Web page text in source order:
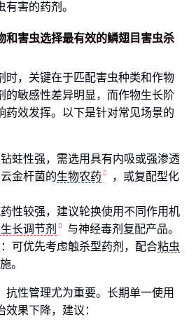
害的药剂。
和害虫选择最有效的鳞翅目害虫杀
时，关键在于匹配害虫种类和作物
的敏感性差异明显，而作物生长阶
药效发挥。以下是针对常见场景的
蛀性强，需选用具有内吸或强渗透
金杆菌的生物农药
，或复配型化
性较强，建议轮换使用不同作用机
长调节剂
与神经毒剂复配产品。
可优先考虑触杀型药剂，配合粘虫
。
抗性管理尤为重要。长期单一使用
效果下降，建议：